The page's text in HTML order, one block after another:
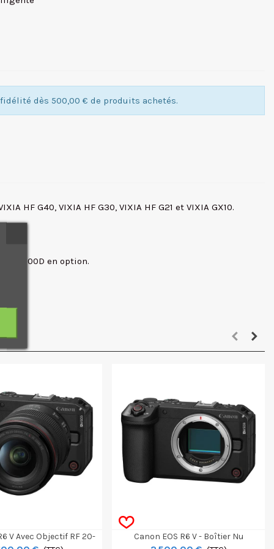
dès 500,00 € de produits achetés.
HF G40, VIXIA HF G30, VIXIA HF G21 et VIXIA GX10.
800D en option.
V Avec Objectif RF 20-
Canon EOS R6 V - Boîtier Nu